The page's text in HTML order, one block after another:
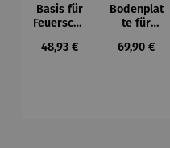
Basis für
Feuerscha
Ø 80 cm
Regulärer Preis:
48,93 €
Bodenplat
te für
rund Ø 70
69,90 €